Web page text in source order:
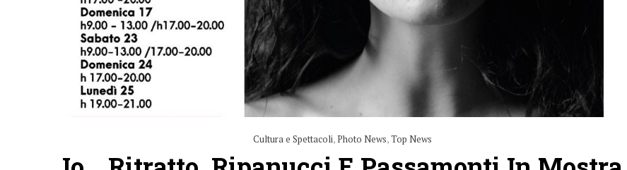
Cultura e Spettacoli,Photo News,Top News